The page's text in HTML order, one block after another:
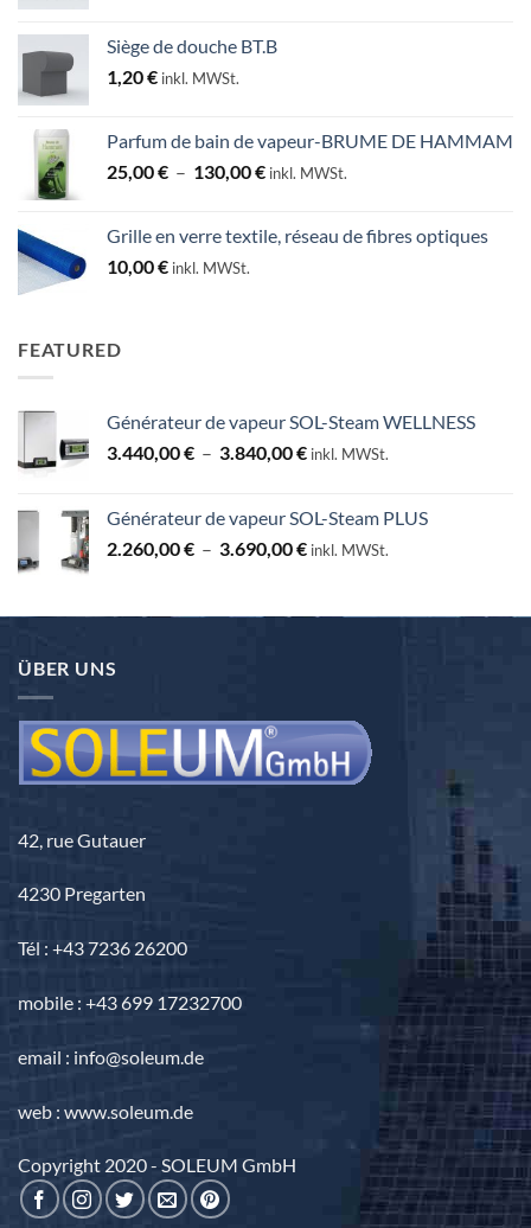
Siège de douche BT.B
1,20€ inkl. MWSt.
Parfum de bain de vapeur-BRUME DE HAMMAM
25,00€ – 130,00€Plage
25,00 €
inkl. MWSt.
Grille en verre textile, réseau de fibres optiques
10,00€ inkl. MWSt.
FEATURED
Générateur de vapeur SOL-Steam WELLNESS
3.440,00€ – 3.840,00€Plage
3.440,00 €
à
inkl. MWSt.
Générateur de vapeur SOL-Steam PLUS
2.260,00€ – 3.690,00€Plage
2.260,00 €
inkl. MWSt.
ÜBER UNS
42, rue Gutauer
4230 Pregarten
Tél : +43 7236 26200
mobile : +43 699 17232700
email : info@soleum.de
web : www.soleum.de
Copyright 2020 - SOLEUM GmbH